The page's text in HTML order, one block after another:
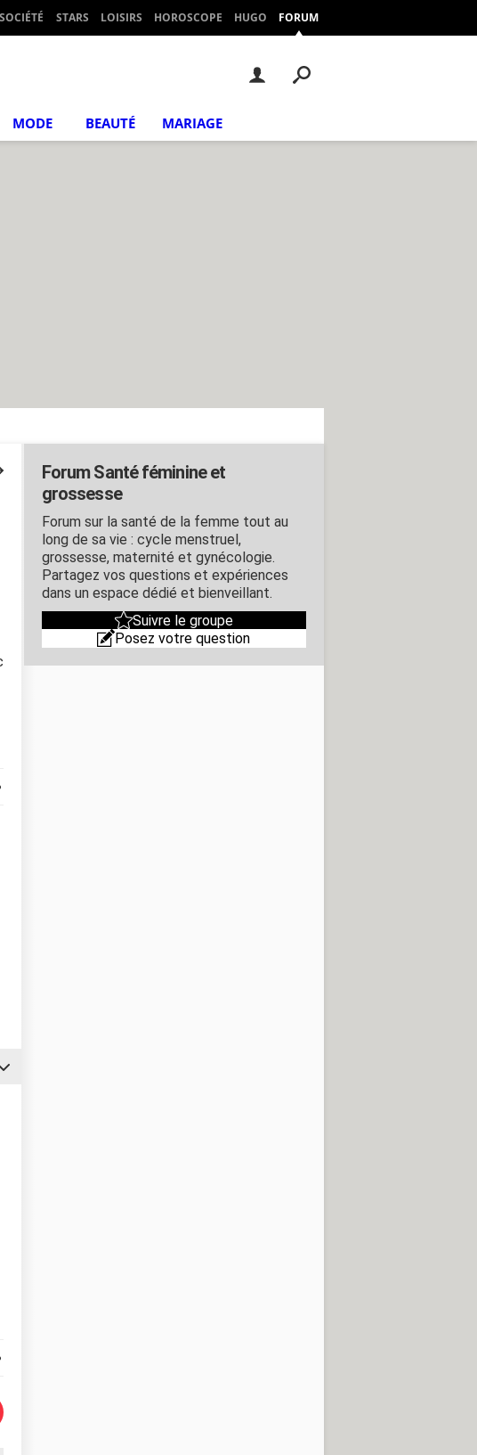
SOCIÉTÉ STARS LOISIRS HOROSCOPE HUGO FORUM
MODE BEAUTÉ MARIAGE
Forum Santé féminine et
grossesse
Forum sur la santé de la femme tout au
long de sa vie : cycle menstruel,
grossesse, maternité et gynécologie.
Partagez vos questions et expériences
dans un espace dédié et bienveillant.
Suivre le groupe
Posez votre question